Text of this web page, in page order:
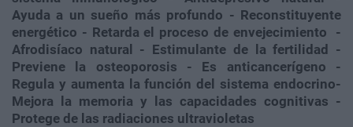
Ayuda a un sueño más profundo - Reconstituyente
energético - Retarda el proceso de envejecimiento
-
Afrodisíaco natural - Estimulante de la fertilidad -
Previene la osteoporosis - Es anticancerígeno -
Regula y aumenta la función del sistema endocrino-
Mejora la memoria y las capacidades cognitivas -
Protege de las radiaciones ultravioletas